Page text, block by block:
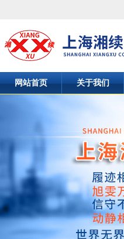
网站首页 关于我们